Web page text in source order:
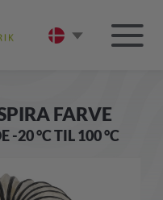
FARVE
-20 °C TIL 100 °C